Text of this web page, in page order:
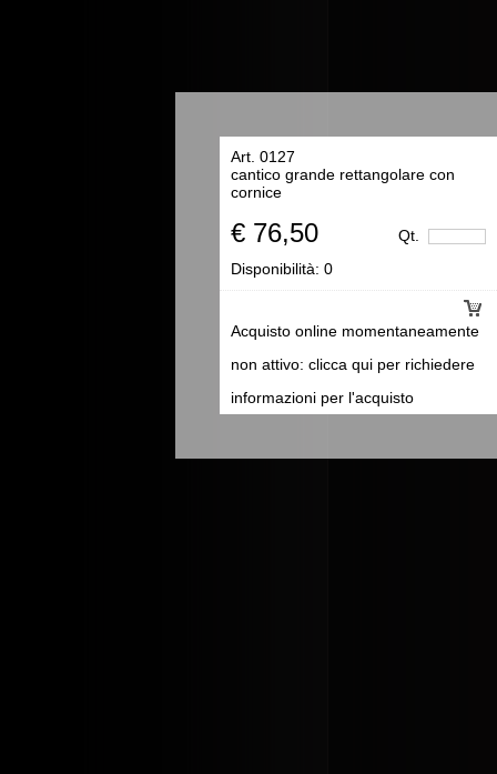
Art. 0127
cantico grande rettangolare con
cornice
€ 76,50 Qt.
Acquisto online momentaneamente
non attivo: clicca qui per richiedere
informazioni per l'acquisto
Disponibilità: 0